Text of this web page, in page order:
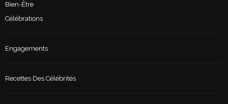
Bien-Être
Célébrations
Engagements
Recettes Des Célébrités